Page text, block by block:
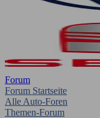
Forum
Forum Startseite
Alle Auto-Foren
Themen-Forum